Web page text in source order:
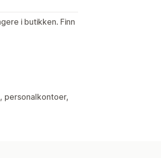
i butikken. Finn
personalkontoer,